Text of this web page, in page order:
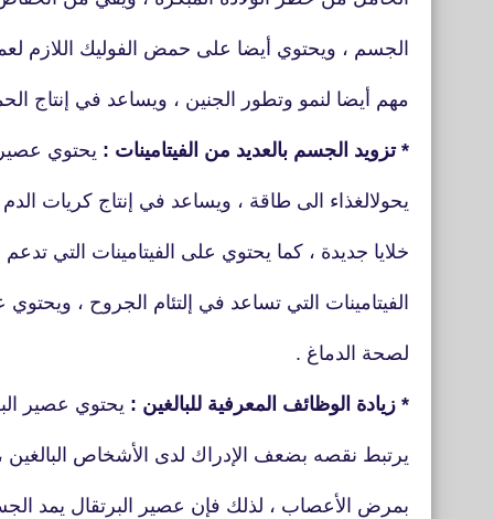
الجسم ، ويحتوي أيضا على حمض الفوليك اللازم
مهم أيضا لنمو وتطور الجنين ، ويساعد في إنتاج
* تزويد الجسم بالعديد من الفيتامينات : يحتوي عصير
يحولالغذاء الى طاقة ، ويساعد في إنتاج كريات
خلايا جديدة ، كما يحتوي على الفيتامينات التي
الفيتامينات التي تساعد في إلتئام الجروح ،
لصحة الدماغ .
* زيادة الوظائف المعرفية للبالغين : يحتوي عصير
يرتبط نقصه بضعف الإدراك لدى الأشخاص البالغين
بمرض الأعصاب ، لذلك فإن عصير البرتقال يمد